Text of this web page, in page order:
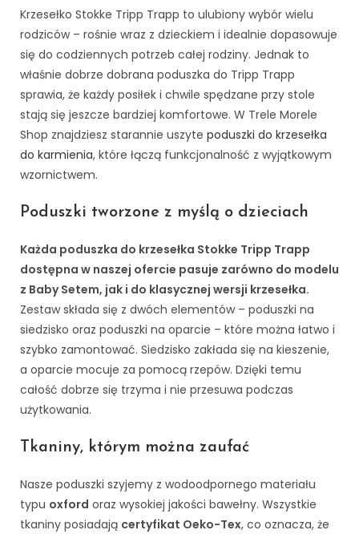
Krzesełko Stokke Tripp Trapp to ulubiony wybór wielu
rodziców – rośnie wraz z dzieckiem i idealnie dopasowuje
się do codziennych potrzeb całej rodziny. Jednak to
właśnie dobrze dobrana poduszka do Tripp Trapp
sprawia, że każdy posiłek i chwile spędzane przy stole
stają się jeszcze bardziej komfortowe. W Trele Morele
Shop znajdziesz starannie uszyte poduszki do krzesełka
do karmienia, które łączą funkcjonalność z wyjątkowym
wzornictwem.
Poduszki tworzone z myślą o dzieciach
Każda poduszka do krzesełka Stokke Tripp Trapp
dostępna w naszej ofercie pasuje zarówno do modelu
z Baby Setem, jak i do klasycznej wersji krzesełka.
Zestaw składa się z dwóch elementów – poduszki na
siedzisko oraz poduszki na oparcie – które można łatwo i
szybko zamontować. Siedzisko zakłada się na kieszenie,
a oparcie mocuje za pomocą rzepów. Dzięki temu
całość dobrze się trzyma i nie przesuwa podczas
użytkowania.
Tkaniny, którym można zaufać
Nasze poduszki szyjemy z wodoodpornego materiału
typu oxford oraz wysokiej jakości bawełny. Wszystkie
tkaniny posiadają certyfikat Oeko-Tex, co oznacza, że